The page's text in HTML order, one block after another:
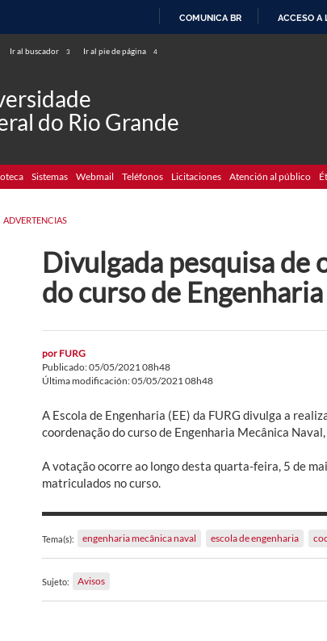
COMUNICA BR ACCESO A
Ir al buscador 3 Ir al pie de página 4
do Rio Grande
Sistemas Webmail Teléfonos Licitaciones Atención al público
ADVERTENCIAS
Divulgada pesquisa de
do curso de
por FURG
Publicado: 05/05/2021 08h48
Última modificación: 05/05/2021 08h48
A Escola de Engenharia (EE) da FURG divulga a
coordenação do curso de Engenharia Mecânica
A votação ocorre ao longo desta quarta-feira, 5 de
matriculados no curso.
Tema(s): engenharia mecânica naval escola de engenharia
Sujeto: Avisos